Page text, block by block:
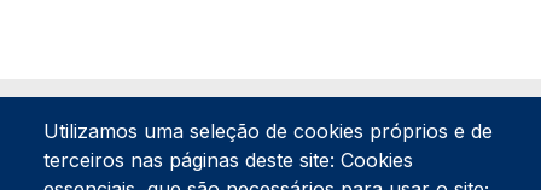
Utilizamos uma seleção de cookies próprios e de
terceiros nas páginas deste site: Cookies